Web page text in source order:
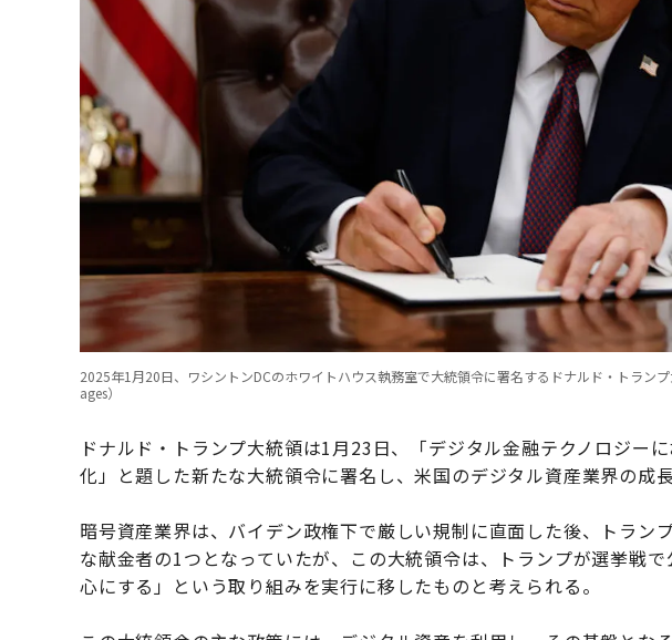
2025年1月20日、ワシントンDCのホワイトハウス執務室で大統領令に署名するドナルド・トラン
ages）
ドナルド・トランプ大統領は1月23日、「デジタル金融テクノロジー
化」と題した新たな大統領令に署名し、米国のデジタル資産業界の成
暗号資産業界は、バイデン政権下で厳しい規制に直面した後、トラン
な献金者の1つとなっていたが、この大統領令は、トランプが選挙戦
心にする」という取り組みを実行に移したものと考えられる。